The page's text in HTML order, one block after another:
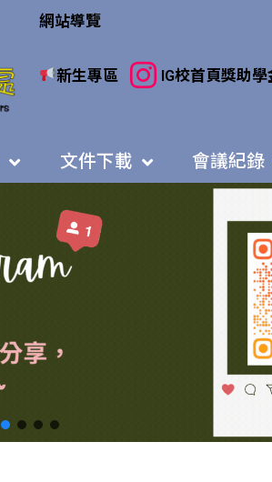
網站導覽
新生專區 IG校首頁獎助學
文件下載 會議紀錄